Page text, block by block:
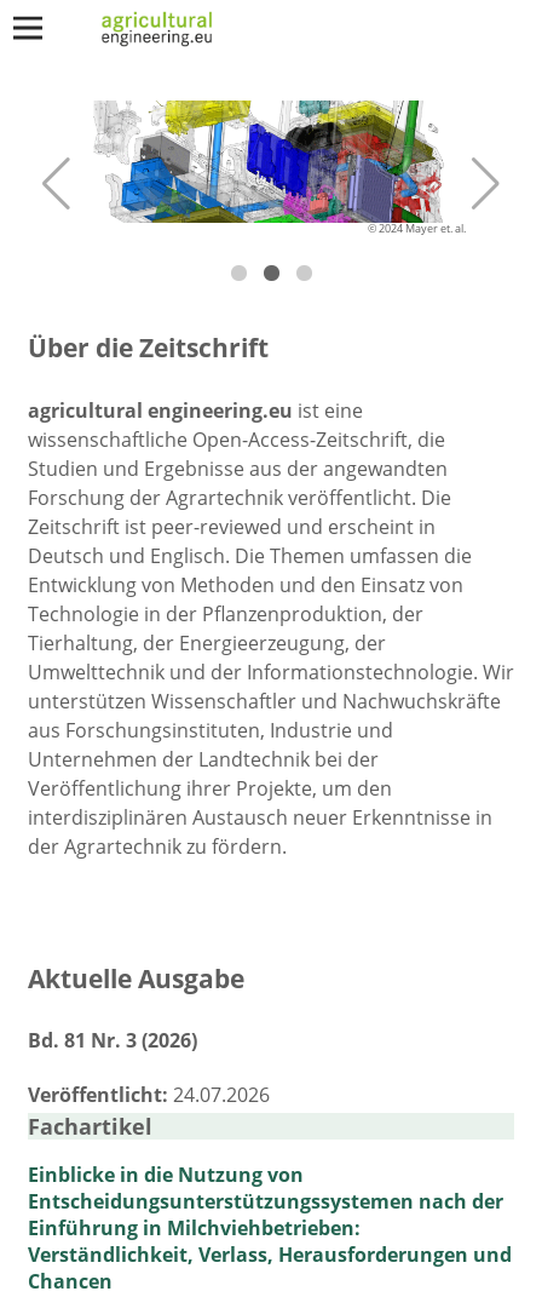
© 2024 Mayer et. al.
Über die Zeitschrift
agricultural engineering.eu ist eine
wissenschaftliche Open-Access-Zeitschrift, die
Studien und Ergebnisse aus der angewandten
Forschung der Agrartechnik veröffentlicht. Die
Zeitschrift ist peer-reviewed und erscheint in
Deutsch und Englisch. Die Themen umfassen die
Entwicklung von Methoden und den Einsatz von
Technologie in der Pflanzenproduktion, der
Tierhaltung, der Energieerzeugung, der
Umwelttechnik und der Informationstechnologie. Wir
unterstützen Wissenschaftler und Nachwuchskräfte
aus Forschungsinstituten, Industrie und
Unternehmen der Landtechnik bei der
Veröffentlichung ihrer Projekte, um den
interdisziplinären Austausch neuer Erkenntnisse in
der Agrartechnik zu fördern.
Aktuelle Ausgabe
Bd. 81 Nr. 3 (2026)
Veröffentlicht: 24.07.2026
Fachartikel
Einblicke in die Nutzung von
Entscheidungsunterstützungssystemen nach der
Einführung in Milchviehbetrieben:
Verständlichkeit, Verlass, Herausforderungen und
Chancen